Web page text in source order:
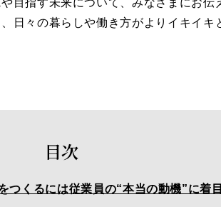
日々の暮らしや働き方がよりイキイ
目次
つくるには従業員の“本当の動機”に着